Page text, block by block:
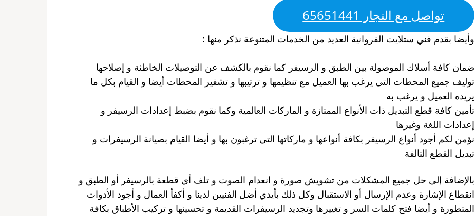
تواصل مع النجار 65651441
وأيضا بقدم فني ستلايت الفروانية العديد من الخدمات المتنوعة نذكر منها :
ضمان كافة أسلاك الموصولة بين الطبق و الرسيفر كما نقوم بالكشف عن التوصيلات الخاطئة و إصلاحها
توليف جميع المحطات التي يرغب بها العميل مع تنظيمها و ترتيبها و تشفير المحطات أيضا و القيام بكل ما
يريده العميل و يرغب به
تأمين كافة قطع التبديل ذات الأنواع الممتازة و الماركات العالمية وكما نقوم بضبط إعدادات الرسيفر و
إعدادات اللغة وغيرها
نؤمن لكم أجود أنواع الرسيفر بكافة أنواعها و ماركاتها التي ترغبون بها و أيضا القيام بصيانة الرسيفرات و
تبديل القطع التالفة
بالإضافة إلى حل جميع المشكلات من تشويش صورة و انعدام الصوت و تلف أي قطعة بالرسيفر أو الطبق و
انقطاع الإشارة وعدم الإرسال أو الاستقبال وكل ذلك بأيدي أضل الفنيين لدينا و أكفأ العمال و أجود الأدوات
المتطورة و أيضا فتح كلمات السر و تغييرها وتجديد الرسيفرات القديمة و تحسينها و تركيب الأطباق بكافة